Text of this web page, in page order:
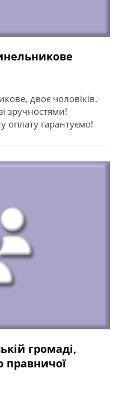
двоє чоловіків.
зручностями!
оплату гарантуємо!
громаді,
правничої